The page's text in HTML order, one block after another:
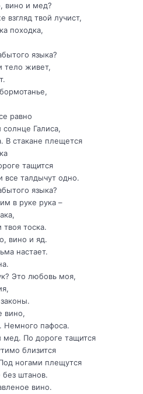
вино и мед?
взгляд твой лучист,
походка,
языка?
тело живет,
равно
Галиса,
В стакане плещется
тащится
все талдычут одно.
языка?
в руке рука –
тоска.
вино и яд.
настает.
Это любовь моя,
вино,
Немного пафоса.
По дороге тащится
близится
ногами плещутся
штанов.
вино.